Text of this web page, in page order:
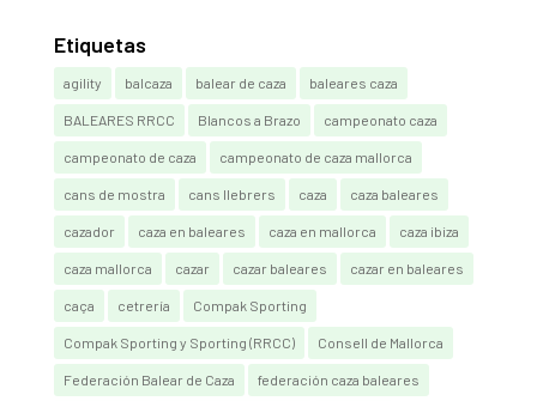
Etiquetas
agility balcaza balear de caza baleares caza
BALEARES RRCC Blancos a Brazo campeonato caza
campeonato de caza campeonato de caza mallorca
cans de mostra cans llebrers caza caza baleares
cazador caza en baleares caza en mallorca caza ibiza
caza mallorca cazar cazar baleares cazar en baleares
caça cetrería Compak Sporting
Compak Sporting y Sporting (RRCC) Consell de Mallorca
Federación Balear de Caza federación caza baleares